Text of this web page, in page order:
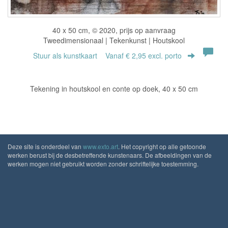
40 x 50 cm, © 2020, prijs op aanvraag
Tweedimensionaal | Tekenkunst | Houtskool
Stuur als kunstkaart Vanaf € 2,95 excl. porto
Tekening in houtskool en conte op doek, 40 x 50 cm
Deze site is onderdeel van www.exto.art. Het copyright op alle getoonde
werken berust bij de desbetreffende kunstenaars. De afbeeldingen van de
werken mogen niet gebruikt worden zonder schriftelijke toestemming.